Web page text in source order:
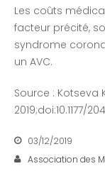
Les coûts
facteur précité,
syndrome
un AVC.
Source : Kotseva
2019;doi:10.1177/
03/12/2019
Association des